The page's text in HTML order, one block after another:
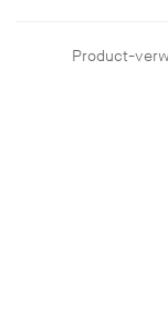
Product-